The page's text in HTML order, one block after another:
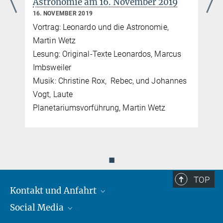
16. NOVEMBER 2019
Vortrag: Leonardo und die Astronomie,
Martin Wetz
Lesung: Original-Texte Leonardos, Marcus
Imbsweiler
Musik: Christine Rox, Rebec, und Johannes
Vogt, Laute
Planetariumsvorführung, Martin Wetz
◼
TOP
Kontakt und Anfahrt
Kontakt und Anfahrt
Social Media